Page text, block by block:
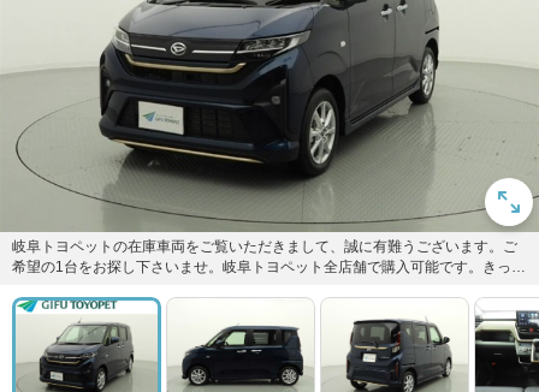
岐阜トヨペットの在庫車両をご覧いただきまして、誠に有難うございます。ご
希望の1台をお探し下さいませ。岐阜トヨペット全店舗で購入可能です。きっと